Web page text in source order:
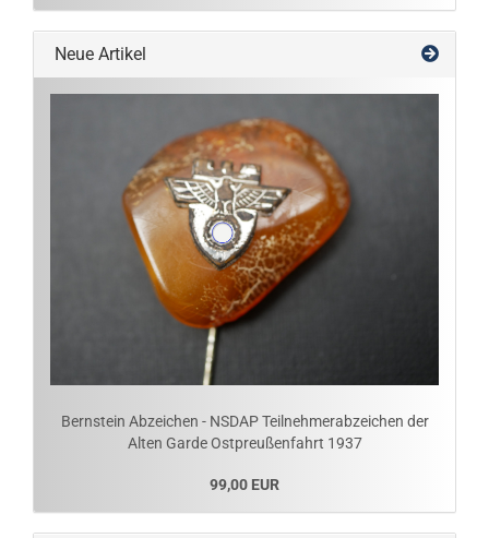
Neue Artikel
Bernstein Abzeichen - NSDAP Teilnehmerabzeichen der
Alten Garde Ostpreußenfahrt 1937
99,00 EUR